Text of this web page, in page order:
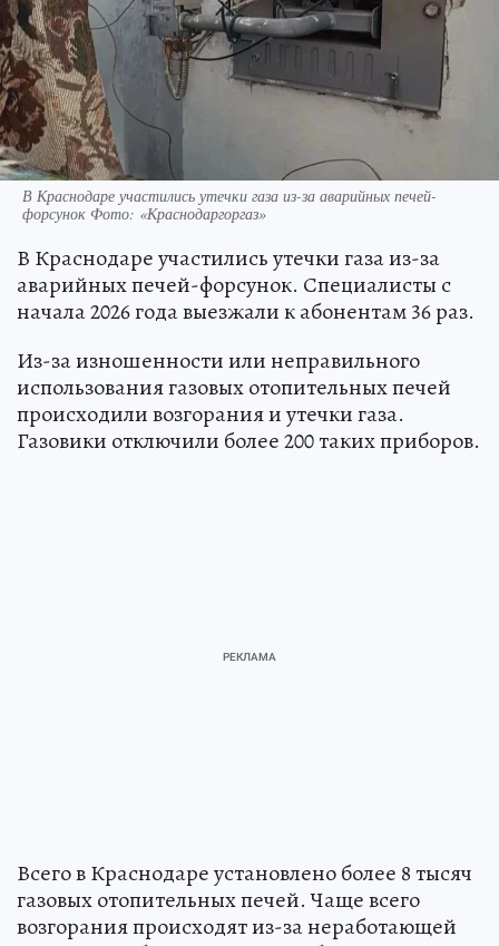
В Краснодаре участились утечки газа из-за аварийных печей-
форсунок Фото: «Краснодаргоргаз»
В Краснодаре участились утечки газа из-за
аварийных печей-форсунок. Специалисты с
начала 2026 года выезжали к абонентам 36 раз.
Из-за изношенности или неправильного
использования газовых отопительных печей
происходили возгорания и утечки газа.
Газовики отключили более 200 таких приборов.
Всего в Краснодаре установлено более 8 тысяч
газовых отопительных печей. Чаще всего
возгорания происходят из-за неработающей